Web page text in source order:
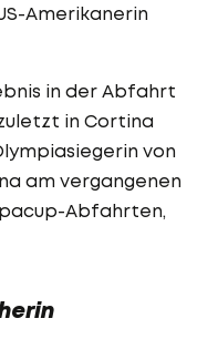
Amerikanerin
in der Abfahrt
in Cortina
von
am vergangenen
Abfahrten,